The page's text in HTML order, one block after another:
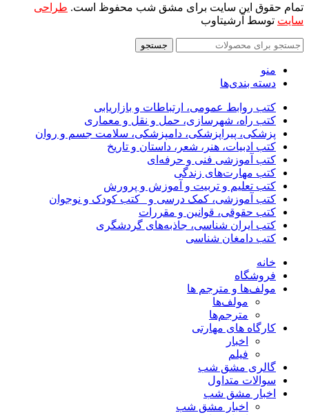
تمام حقوق این سایت برای مشق شب محفوظ است. طراحی
سایت توسط آرشیتاوب
جستجو
منو
دسته بندی‌ها
کتب روابط عمومی، ارتباطات و بازاریابی
کتب راه، شهرسازی، حمل و نقل و معماری
پزشکی، پیراپزشکی، دامپزشکی، سلامت جسم و روان
کتب ادبیات، هنر، شعر، داستان و تاریخ
کتب آموزشی فنی و حرفه‌ای
کتب مهارت‌های زندگی
کتب تعلیم و تربیت و آموزش و پرورش
کتب آموزشی، کمک درسی و _کتب کودک و نوجوان
کتب حقوقی، قوانین و مقررات
کتب ایران شناسی، جاذبه‌های گردشگری
کتب دامغان شناسی
خانه
فروشگاه
مولف‌ها و مترجم ها
مولف‌ها
مترجم‌ها
کارگاه های مهارتی
اخبار
فیلم
گالری مشق شب
سوالات متداول
اخبار مشق شب
اخبار مشق شب